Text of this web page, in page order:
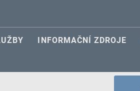
INFORMAČNÍ ZDROJE